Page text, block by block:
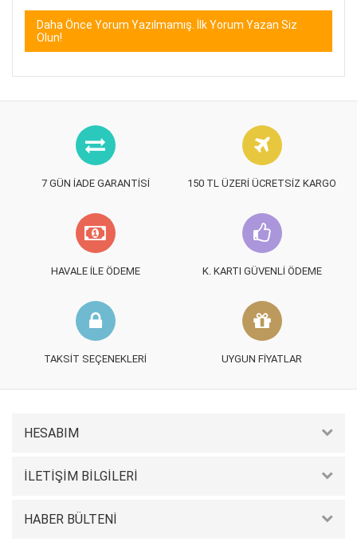
Daha Önce Yorum Yazılmamış. İlk Yorum Yazan Siz
Olun!
7 GÜN İADE GARANTISI 150 TL ÜZERI ÜCRETSIZ KARGO
HAVALE İLE ÖDEME K. KARTI GÜVENLI ÖDEME
TAKSIT SEÇENEKLERI UYGUN FIYATLAR
HESABIM
İLETIŞIM BILGILERI
HABER BÜLTENI